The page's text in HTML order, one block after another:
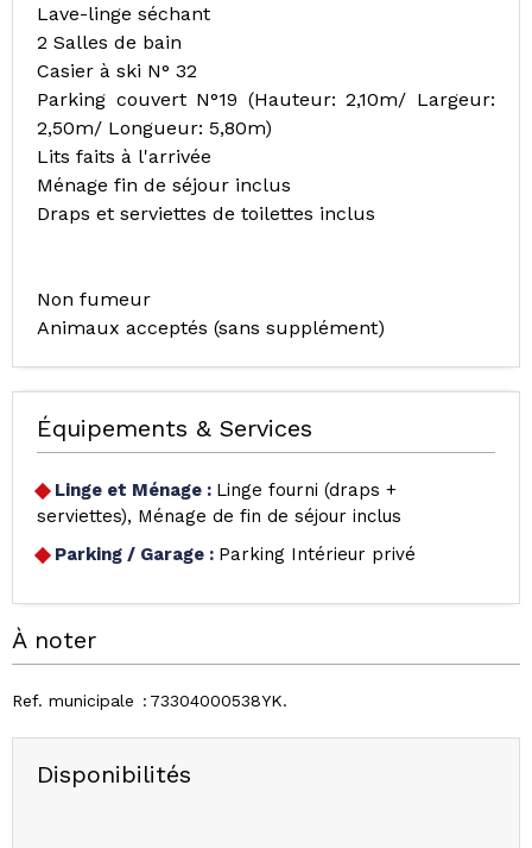
Lave-linge séchant
2 Salles de bain
Casier à ski N° 32
Parking couvert N°19 (Hauteur: 2,10m/ Largeur:
2,50m/ Longueur: 5,80m)
Lits faits à l'arrivée
Ménage fin de séjour inclus
Draps et serviettes de toilettes inclus
Non fumeur
Animaux acceptés (sans supplément)
Équipements & Services
Linge et Ménage : Linge fourni (draps +
serviettes)
Ménage de fin de séjour inclus
Parking / Garage : Parking Intérieur privé
À noter
Ref. municipale 73304000538YK
Disponibilités